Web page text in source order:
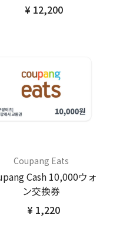
¥ 12,200
Coupang Eats
Cash 10,000ウォ
ン交換券
¥ 1,220